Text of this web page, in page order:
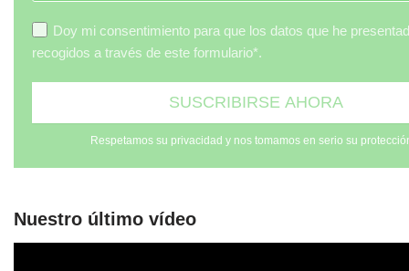
Doy mi consentimiento para que los datos que he
recogidos a través de este formulario*.
Respetamos su privacidad y nos tomamos en serio su
Nuestro último vídeo